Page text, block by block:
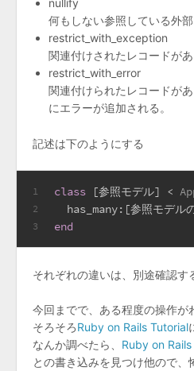
nullify
何もしない参照している外
restrict_with_exception
関連付けされたレコードが
restrict_with_error
関連付けられたレコードが
にエラーが追加される。
記述は下のようにする
1
2
3
class [参照モデル] <
has_many: [参照モデル
end
それぞれの違いは、別途確認す
今回までで、ある程度の操作が
そろそろRuby on Rails Tutorial
なんか調べたら、 Ruby on
との書き込みを見つけ他ので、